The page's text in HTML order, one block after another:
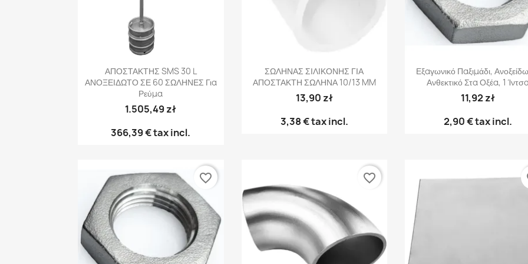
Γρήγορη προβολή
ΑΠΟΣΤΑΚΤΗΣ SMS 30 L
ΑΝΟΞΕΙΔΩΤΟ ΣΕ 60 ΣΩΛΗΝΕΣ Για
Ρεύμα
1.505,49 zł
366,39 €tax incl.
Γρήγορη προβολή
ΣΩΛΗΝΑΣ ΣΙΛΙΚΟΝΗΣ ΓΙΑ
ΑΠΟΣΤΑΚΤΗ ΣΩΛΗΝΑ 10/13 MM
13,90 zł
3,38 €tax incl.
Γρήγορη προβολή
Εξαγωνικό Παξιμάδι,
Ανθεκτικό Στα Οξέα, 1
11,92 zł
2,90 €tax incl.
favorite_border favorite_border